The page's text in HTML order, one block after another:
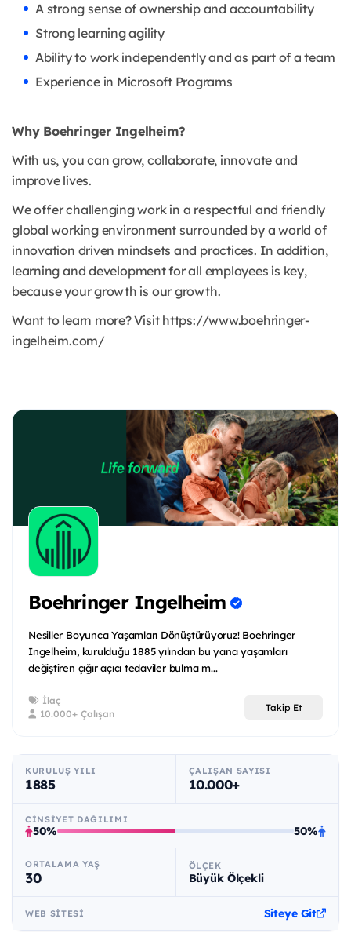
A strong sense of ownership and accountability
Strong learning agility
Ability to work independently and as part of a team
Experience in Microsoft Programs
Why Boehringer Ingelheim?
With us, you can grow, collaborate, innovate and
improve lives.
We offer challenging work in a respectful and friendly
global working environment surrounded by a world of
innovation driven mindsets and practices. In addition,
learning and development for all employees is key,
because your growth is our growth.
Want to learn more? Visit https://www.boehringer-
ingelheim.com/
Boehringer Ingelheim
Nesiller Boyunca Yaşamları Dönüştürüyoruz! Boehringer
Ingelheim, kurulduğu 1885 yılından bu yana yaşamları
değiştiren çığır açıcı tedaviler bulma m...
İlaç
10.000+ Çalışan
Takip Et
KURULUŞ YILI
1885
ÇALIŞAN SAYISI
10.000+
CINSIYET DAĞILIMI
50% 50%
ORTALAMA YAŞ
30
ÖLÇEK
Büyük Ölçekli
WEB SITESI Siteye Git